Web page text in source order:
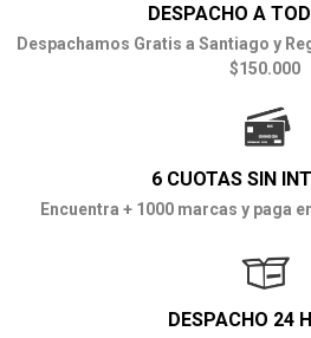
DESPACHO A
Despachamos Gratis a Santiago y
$150.000
6 CUOTAS SIN
Encuentra + 1000 marcas y paga
DESPACHO 24